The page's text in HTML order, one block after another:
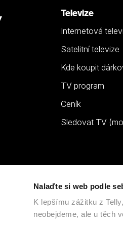
Nalaďte si web podle
K lepšímu zážitku z
neobejdeme, ale u těch
Televize
Internetová
Satelitní televize
Kde koupit
TV program
Ceník
Sledovat TV
, člen skupiny LAMA ENERGY